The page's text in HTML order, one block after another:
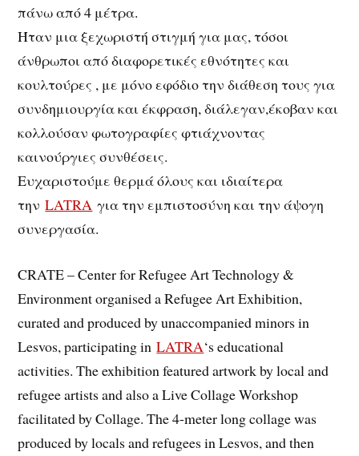
πάνω από 4 μέτρα.
Ήταν μια ξεχωριστή στιγμή για μας, τόσοι
άνθρωποι από διαφορετικές εθνότητες και
κουλτούρες , με μόνο εφόδιο την διάθεση τους για
συνδημιουργία και έκφραση, διάλεγαν,έκοβαν και
κολλούσαν φωτογραφίες φτιάχνοντας
καινούργιες συνθέσεις.
Ευχαριστούμε θερμά όλους και ιδιαίτερα
τηνLATRA για την εμπιστοσύνη και την άψογη
συνεργασία.
CRATE – Center for Refugee Art Technology &
Environment organised a Refugee Art Exhibition,
curated and produced by unaccompanied minors in
Lesvos, participating inLATRA‘s educational
activities. The exhibition featured artwork by local and
refugee artists and also a Live Collage Workshop
facilitated by Collage. The 4-meter long collage was
produced by locals and refugees in Lesvos, and then